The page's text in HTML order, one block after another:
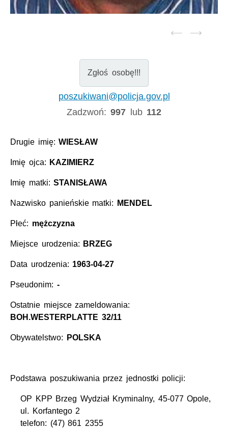
Zgłoś osobę!!!
poszukiwani@policja.gov.pl
Zadzwoń:997 lub 112
Drugie imię:WIESŁAW
Imię ojca: KAZIMIERZ
Imię matki:STANISŁAWA
Nazwisko panieńskie matki: MENDEL
Płeć: mężczyzna
Miejsce urodzenia: BRZEG
Data urodzenia: 1963-04-27
Pseudonim: -
Ostatnie miejsce zameldowania:
BOH.WESTERPLATTE 32/11
Obywatelstwo: POLSKA
Podstawa poszukiwania przez jednostki policji:
OP KPP Brzeg Wydział Kryminalny, 45-077 Opole,
ul. Korfantego 2
telefon: (47) 861 2355